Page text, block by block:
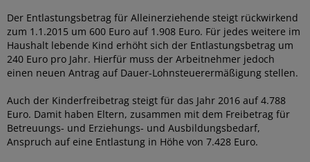
Der Entlastungsbetrag für Alleinerziehende steigt rückwirkend
zum 1.1.2015 um 600 Euro auf 1.908 Euro. Für jedes weitere im
Haushalt lebende Kind erhöht sich der Entlastungsbetrag um
240 Euro pro Jahr. Hierfür muss der Arbeitnehmer jedoch
einen neuen Antrag auf Dauer-Lohnsteuerermäßigung stellen.
Auch der Kinderfreibetrag steigt für das Jahr 2016 auf 4.788
Euro. Damit haben Eltern, zusammen mit dem Freibetrag für
Betreuungs- und Erziehungs- und Ausbildungsbedarf,
Anspruch auf eine Entlastung in Höhe von 7.428 Euro.